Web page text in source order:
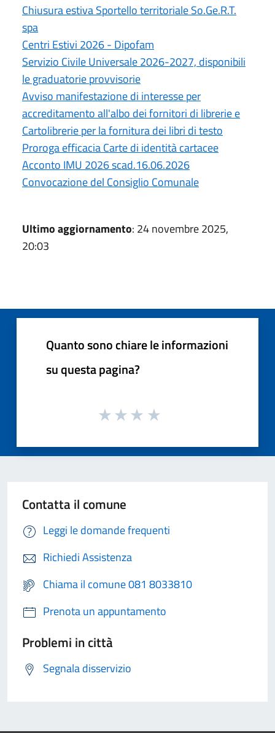
Chiusura estiva Sportello territoriale So.Ge.R.T.
spa
Centri Estivi 2026 - Dipofam
Servizio Civile Universale 2026-2027, disponibili
le graduatorie provvisorie
Avviso manifestazione di interesse per
accreditamento all'albo dei fornitori di librerie e
Cartolibrerie per la fornitura dei libri di testo
Proroga efficacia Carte di identità cartacee
Acconto IMU 2026 scad.16.06.2026
Convocazione del Consiglio Comunale
Ultimo aggiornamento: 24 novembre 2025,
20:03
Quanto sono chiare le informazioni
su questa pagina?
Contatta il comune
Leggi le domande frequenti
Richiedi Assistenza
Chiama il comune 081 8033810
Prenota un appuntamento
Problemi in città
Segnala disservizio